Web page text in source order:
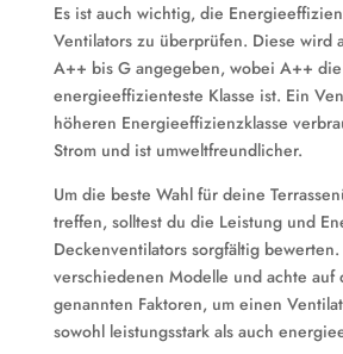
Es ist auch wichtig, die
Ventilators zu überprüfen. Diese wird
A++ bis G angegeben, wobei A++ die
energieeffizienteste Klasse ist. Ein
höheren Energieeffizienzklasse
Strom und ist umweltfreundlicher.
Um die beste Wahl für deine
treffen, solltest du die Leistung und
Deckenventilators sorgfältig
verschiedenen Modelle und achte auf
genannten Faktoren, um einen
sowohl leistungsstark als auch